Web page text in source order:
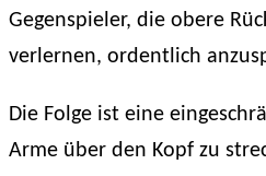
Gegenspieler, die obere
verlernen, ordentlich
Die Folge ist eine
Arme über den Kopf zu